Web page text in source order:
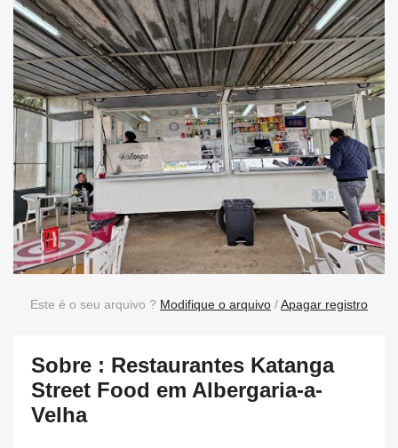
Este é o seu arquivo ? Modifique o arquivo /Apagar registro
Sobre : Restaurantes Katanga
Street Food em Albergaria-a-
Velha